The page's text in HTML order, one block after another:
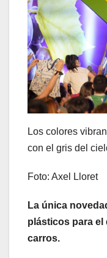
Los colores
con el gris del
Foto: Axel Lloret
La única
plásticos para
carros.